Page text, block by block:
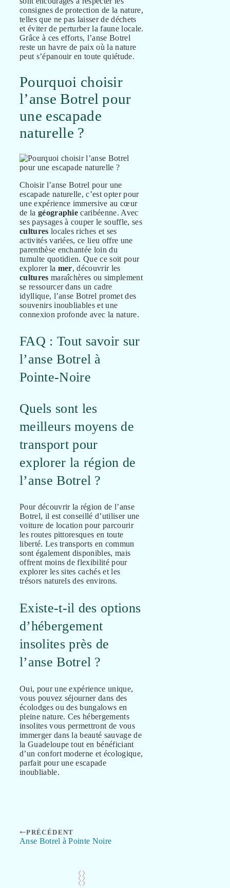
consignes de protection de la nature,
telles que ne pas laisser de déchets
et éviter de perturber la faune locale.
Grâce à ces efforts, l’anse Botrel
reste un havre de paix où la nature
peut s’épanouir en toute quiétude.
Pourquoi choisir
l’anse Botrel pour
une escapade
naturelle ?
Choisir l’anse Botrel pour une
escapade naturelle, c’est opter pour
une expérience immersive au cœur
de la géographie caribéenne. Avec
ses paysages à couper le souffle, ses
cultures locales riches et ses
activités variées, ce lieu offre une
parenthèse enchantée loin du
tumulte quotidien. Que ce soit pour
explorer la mer, découvrir les
cultures maraîchères ou simplement
se ressourcer dans un cadre
idyllique, l’anse Botrel promet des
souvenirs inoubliables et une
connexion profonde avec la nature.
FAQ : Tout savoir sur
l’anse Botrel à
Pointe-Noire
Quels sont les
meilleurs moyens de
transport pour
explorer la région de
l’anse Botrel ?
Pour découvrir la région de l’anse
Botrel, il est conseillé d’utiliser une
voiture de location pour parcourir
les routes pittoresques en toute
liberté. Les transports en commun
sont également disponibles, mais
offrent moins de flexibilité pour
explorer les sites cachés et les
trésors naturels des environs.
Existe-t-il des options
d’hébergement
insolites près de
l’anse Botrel ?
Oui, pour une expérience unique,
vous pouvez séjourner dans des
écolodges ou des bungalows en
pleine nature. Ces hébergements
insolites vous permettront de vous
immerger dans la beauté sauvage de
la Guadeloupe tout en bénéficiant
d’un confort moderne et écologique,
parfait pour une escapade
inoubliable.
PRÉCÉDENT
Anse Botrel à Pointe Noire